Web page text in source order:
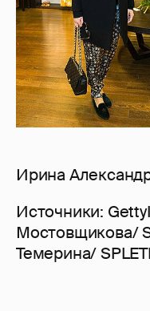
Ирина
Источники:
Мостовщикова/
Темерина/